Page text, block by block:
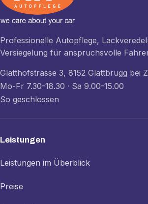
Professionelle Autopflege,
Versiegelung für anspruchsvolle
Glatthofstrasse 3, 8152 Glattbrugg bei
Mo-Fr 7.30-18.30 · Sa 9.00-15.00
So geschlossen
Leistungen
Leistungen im Überblick
Preise